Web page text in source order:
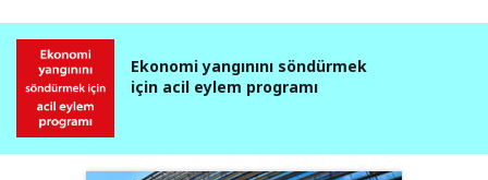
Ekonomi yangınını söndürmek
için acil eylem programı